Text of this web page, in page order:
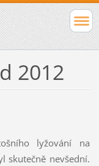
2012
lyžování na
skutečně nevšední.